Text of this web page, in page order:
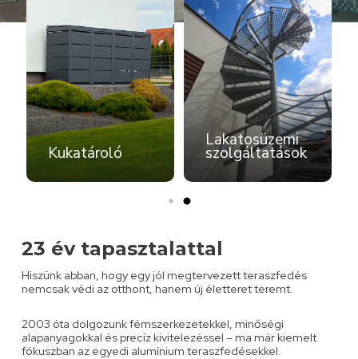
23 év tapasztalattal
Hiszünk abban, hogy egy jól megtervezett teraszfedés
nemcsak védi az otthont, hanem új életteret teremt.
2003 óta dolgozunk fémszerkezetekkel, minőségi
alapanyagokkal és precíz kivitelezéssel – ma már kiemelt
fókuszban az egyedi alumínium teraszfedésekkel.
Kukatároló
Lakatosüzemi
szolgáltatások